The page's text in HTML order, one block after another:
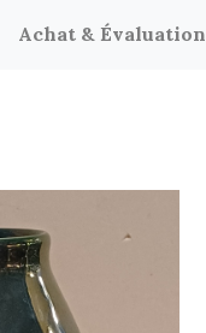
Achat & Évaluation